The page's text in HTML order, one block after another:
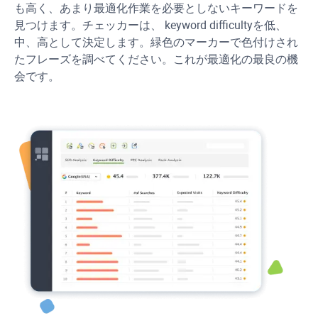
も高く、あまり最適化作業を必要としないキーワードを
見つけます。チェッカーは、 keyword difficultyを低、
中、高として決定します。緑色のマーカーで色付けされ
たフレーズを調べてください。これが最適化の最良の機
会です。